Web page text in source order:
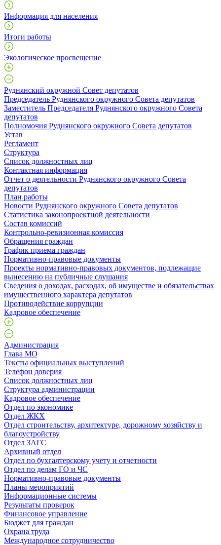
Информация для населения
Итоги работы
Экологическое просвещение
Руднянский окружной Совет депутатов
Председатель Руднянского окружного Совета депутатов
Заместитель Председателя Руднянского окружного Совета
депутатов
Полномочия Руднянского окружного Совета депутатов
Устав
Регламент
Структура
Список должностных лиц
Контактная информация
Отчет о деятельности Руднянского окружного Совета
депутатов
План работы
Новости Руднянского окружного Совета депутатов
Статистика законопроектной деятельности
Состав комиссий
Контрольно-ревизионная комиссия
Обращения граждан
График приема граждан
Нормативно-правовые документы
Проекты нормативно-правовых документов, подлежащие
вынесению на публичные слушания
Сведения о доходах, расходах, об имуществе и обязательствах
имущественного характера депутатов
Противодействие коррупции
Кадровое обеспечение
Администрация
Глава МО
Тексты официальных выступлений
Телефон доверия
Список должностных лиц
Структура администрации
Кадровое обеспечение
Отдел по экономике
Отдел ЖКХ
Отдел строительству, архитектуре, дорожному хозяйству и
благоустройству
Отдел ЗАГС
Архивный отдел
Отдел по бухгалтерскому учету и отчетности
Отдел по делам ГО и ЧС
Нормативно-правовые документы
Планы мероприятий
Информационные системы
Результаты проверок
Финансовое управление
Бюджет для граждан
Охрана труда
Международное сотрудничество